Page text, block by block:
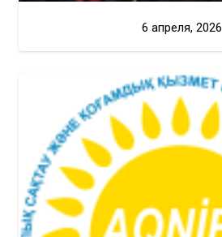
6 апреля, 2026